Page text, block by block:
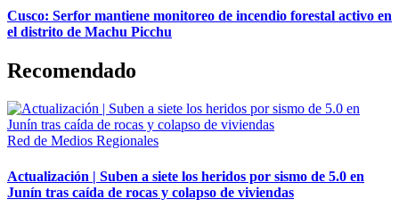
Cusco: Serfor mantiene monitoreo de incendio forestal activo en
el distrito de Machu Picchu
Recomendado
Red de Medios Regionales
Actualización | Suben a siete los heridos por sismo de 5.0 en
Junín tras caída de rocas y colapso de viviendas